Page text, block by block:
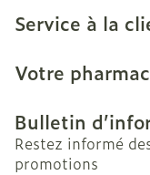
Service à la
Votre
Bulletin
Restez informé
promotions